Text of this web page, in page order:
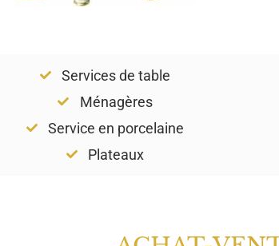
Services de table
Ménagères
Service en porcelaine
Plateaux